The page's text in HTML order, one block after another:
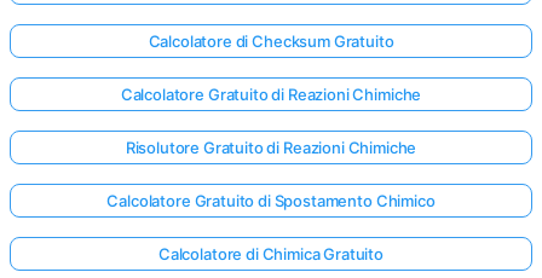
Calcolatore di Checksum Gratuito
Calcolatore Gratuito di Reazioni Chimiche
Risolutore Gratuito di Reazioni Chimiche
Calcolatore Gratuito di Spostamento Chimico
Calcolatore di Chimica Gratuito